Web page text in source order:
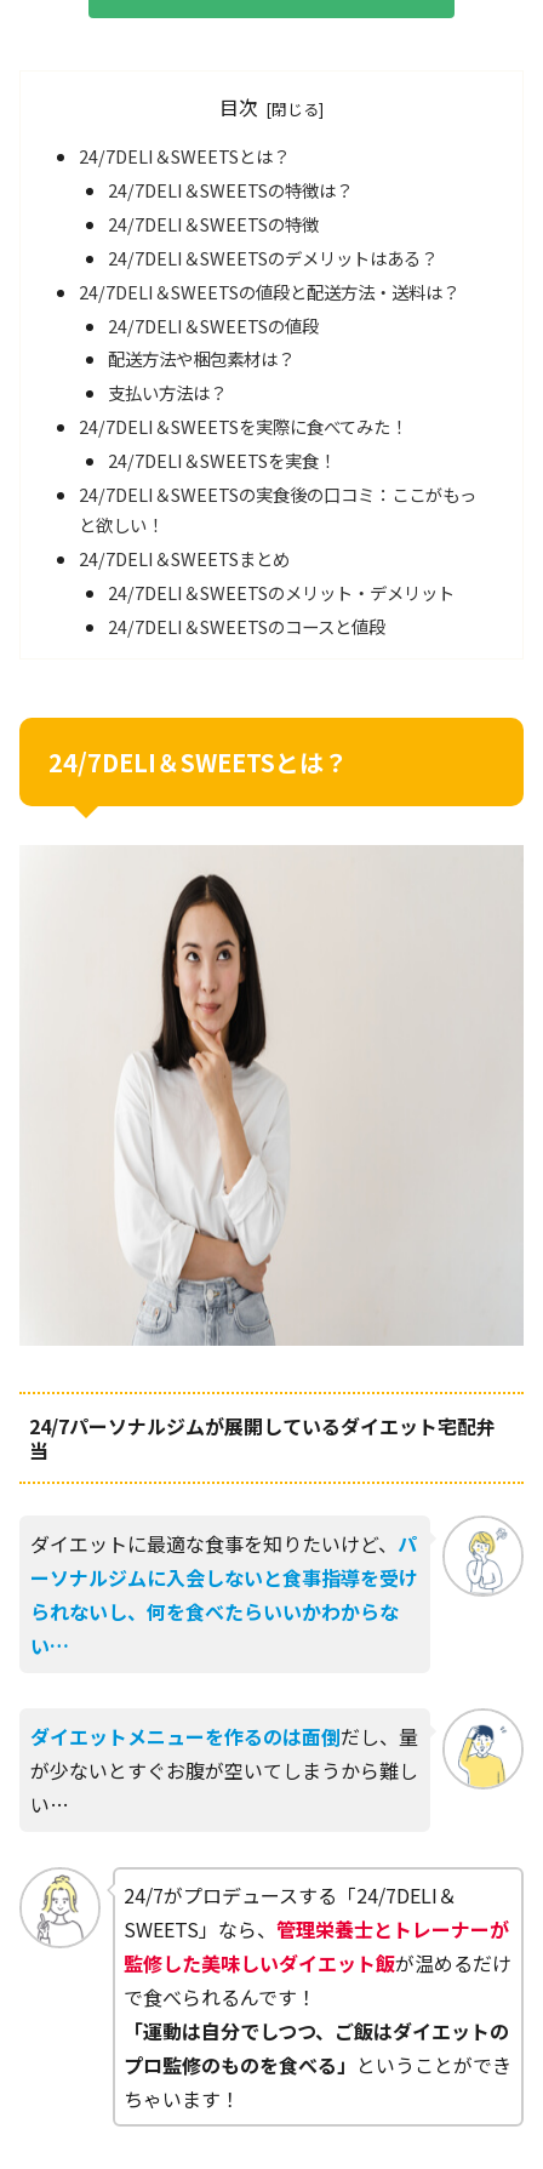
目次
24/7DELI＆SWEETSとは？
24/7DELI＆SWEETSの特徴は？
24/7DELI＆SWEETSの特徴
24/7DELI＆SWEETSのデメリットはある？
24/7DELI＆SWEETSの値段と配送方法・送料は？
24/7DELI＆SWEETSの値段
配送方法や梱包素材は？
支払い方法は？
24/7DELI＆SWEETSを実際に食べてみた！
24/7DELI＆SWEETSを実食！
24/7DELI＆SWEETSの実食後の口コミ：ここがもっ
と欲しい！
24/7DELI＆SWEETSまとめ
24/7DELI＆SWEETSのメリット・デメリット
24/7DELI＆SWEETSのコースと値段
24/7DELI＆SWEETSとは？
24/7パーソナルジムが展開しているダイエット宅配弁
当
ダイエットに最適な食事を知りたいけど、 パ
ーソナルジムに入会しないと食事指導を受け
られないし、何を食べたらいいかわからな
い…
ダイエットメニューを作るのは面倒だし、量
が少ないとすぐお腹が空いてしまうから難し
い…
24/7がプロデュースする「24/7DELI＆
SWEETS」なら、 管理栄養士とトレーナーが
監修した美味しいダイエット飯が温めるだけ
で食べられるんです！
「運動は自分でしつつ、ご飯はダイエットの
プロ監修のものを食べる」 ということができ
ちゃいます！